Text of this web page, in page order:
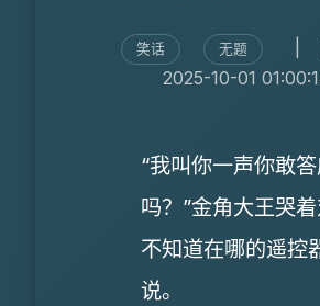
笑话 无题
2025-10-01
“我叫你一声你敢
吗？”金角大王哭
不知道在哪的遥控
说。